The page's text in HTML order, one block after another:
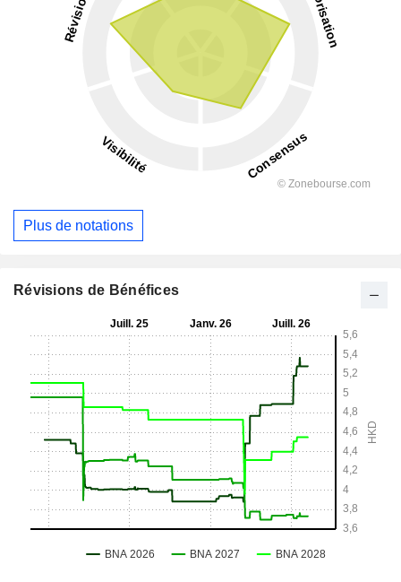
Plus de notations
Révisions de Bénéfices